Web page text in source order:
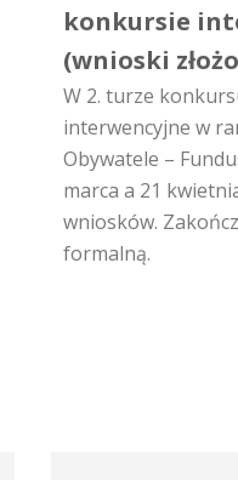
konkursie
(wnioski
W 2. turze
interwencyjne w
Obywatele –
marca a 21
wniosków.
formalną.